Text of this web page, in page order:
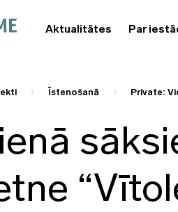
Aktualitātes Par
Īstenošanā Private: